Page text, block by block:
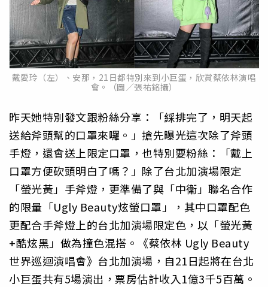
戴愛玲（左）、安那，21日都特別來到小巨蛋，欣賞蔡依林演唱
會。（圖／張祐銘攝）
昨天她特別發文跟粉絲分享：「綵排完了，明天起
送給斧頭幫的口罩來囉。」搶先曝光這次除了斧頭
手燈，還會送上限定口罩，也特別要粉絲：「戴上
口罩方便砍頭明白了嗎？」除了台北加演場限定
「螢光黃」手斧燈，更準備了與「中衛」聯名合作
的限量「Ugly Beauty炫螢口罩」，其中口罩配色
更配合手斧燈上的台北加演場限定色，以「螢光黃
+酷炫黑」做為撞色混搭。《蔡依林 Ugly Beauty
世界巡迴演唱會》台北加演場，自21日起將在台北
小巨蛋共有5場演出，票房估計收入1億3千5百萬。